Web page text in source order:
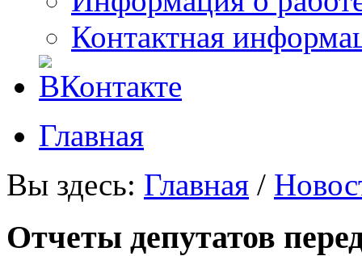
Контактная
Главная
Вы здесь: Главная /
Отчеты депутатов